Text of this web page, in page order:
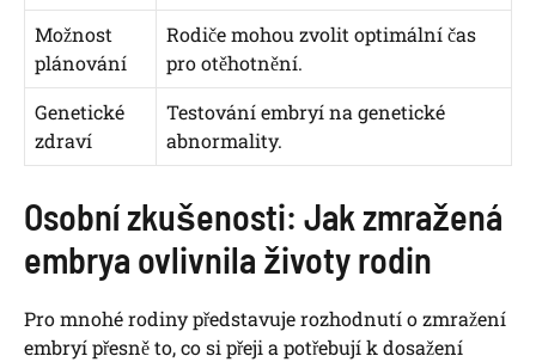
Možnost
plánování
Rodiče mohou zvolit optimální čas
pro otěhotnění.
Genetické
zdraví
Testování embryí na genetické
abnormality.
Osobní zkušenosti: Jak zmražená
embrya ovlivnila životy rodin
Pro mnohé rodiny představuje rozhodnutí o zmražení
embryí přesně to, co si přeji a potřebují k dosažení